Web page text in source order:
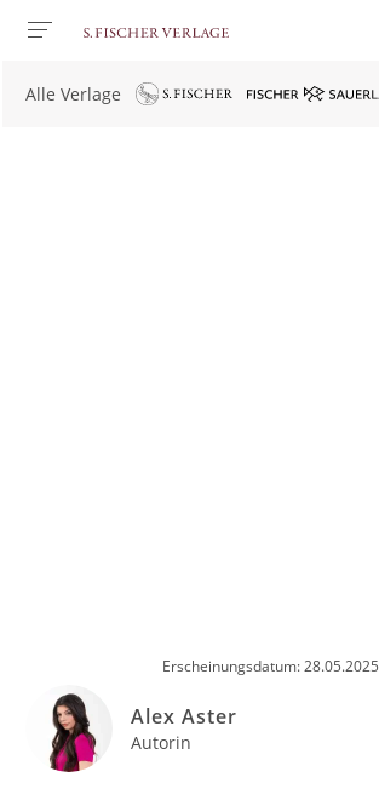
Alle Verlage
Erscheinungsdatum: 28.05.2025
Alex Aster
Autorin